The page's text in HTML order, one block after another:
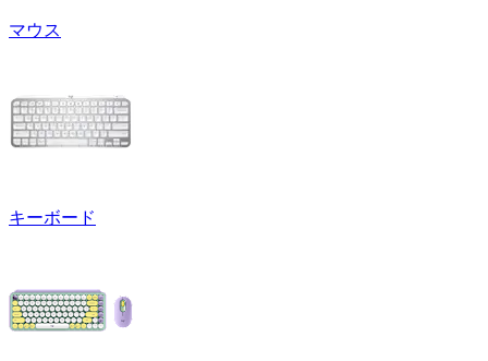
マウス
キーボード